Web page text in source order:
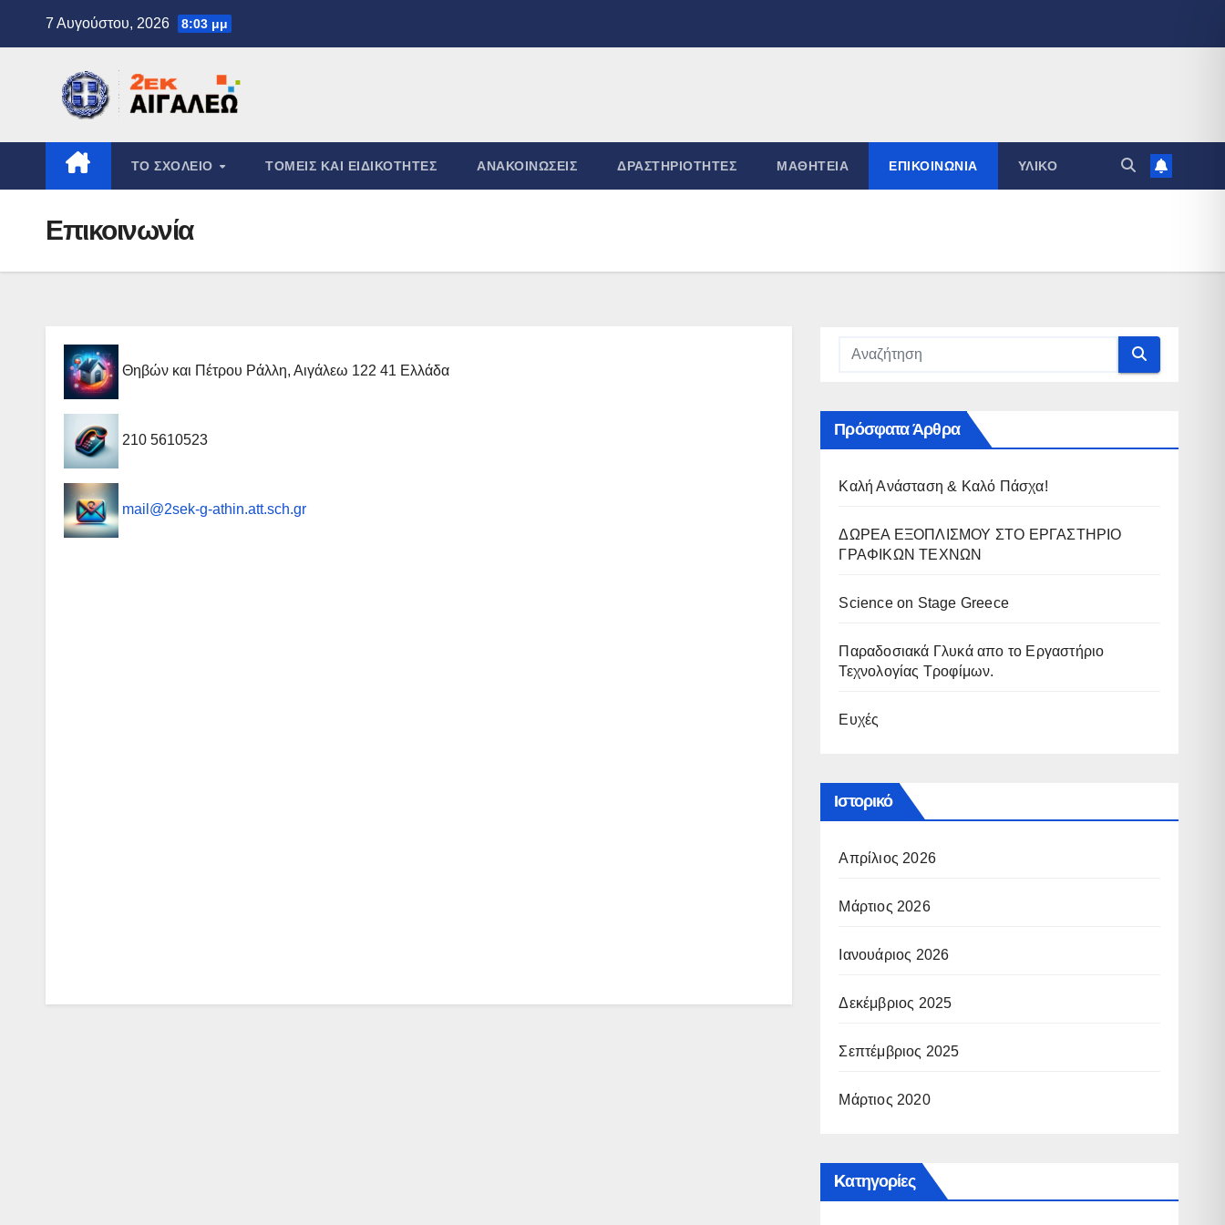
7 Αυγούστου, 2026 8:03 μμ
ΤΟ ΣΧΟΛΕΊΟ ΤΟΜΕΊΣ ΚΑΙ ΕΙΔΙΚΌΤΗΤΕΣ ΑΝΑΚΟΙΝΏΣΕΙΣ ΔΡΑΣΤΗΡΙΌΤΗΤΕΣ ΜΑΘΗΤΕΊΑ ΕΠΙΚΟΙΝΩΝΊΑ ΥΛΙΚΌ
Επικοινωνία
Θηβών και Πέτρου Ράλλη, Αιγάλεω 122 41 Ελλάδα
210 5610523
mail@2sek-g-athin.att.sch.gr
Πρόσφατα Άρθρα
Καλή Ανάσταση & Καλό Πάσχα!
ΔΩΡΕΑ ΕΞΟΠΛΙΣΜΟΥ ΣΤΟ ΕΡΓΑΣΤΗΡΙΟ
ΓΡΑΦΙΚΩΝ ΤΕΧΝΩΝ
Science on Stage Greece
Παραδοσιακά Γλυκά απο το Εργαστήριο
Τεχνολογίας Τροφίμων.
Ευχές
Ιστορικό
Απρίλιος 2026
Μάρτιος 2026
Ιανουάριος 2026
Δεκέμβριος 2025
Σεπτέμβριος 2025
Μάρτιος 2020
Kατηγορίες